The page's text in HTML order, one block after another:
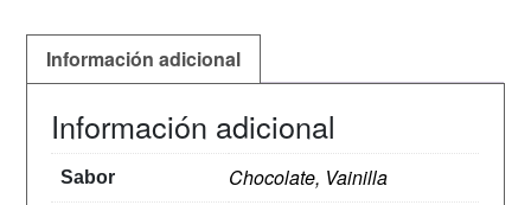
Información adicional
Información adicional
Sabor Chocolate, Vainilla